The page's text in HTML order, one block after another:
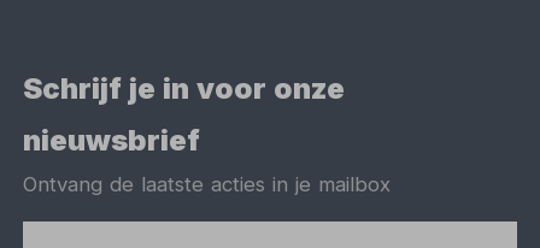
Schrijf je in voor onze
nieuwsbrief
Ontvang de laatste acties in je mailbox